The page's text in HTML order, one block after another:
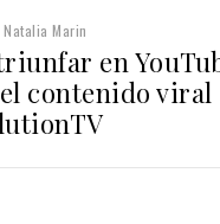
Natalia Marin
en
contenido viral